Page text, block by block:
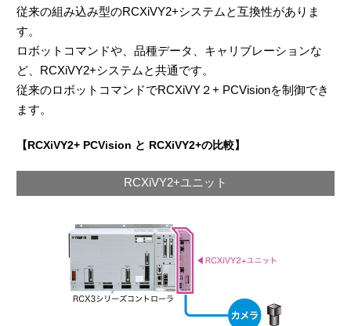
従来の組み込み型のRCXiVY2+システムと互換性がありま
す。
ロボットコマンドや、品種データ、キャリブレーションな
ど、RCXiVY2+システムと共通です。
従来のロボットコマンドでRCXiVY２+ PCVisionを制御でき
ます。
【RCXiVY2+ PCVision と RCXiVY2+の比較】
RCXiVY2+ユニット